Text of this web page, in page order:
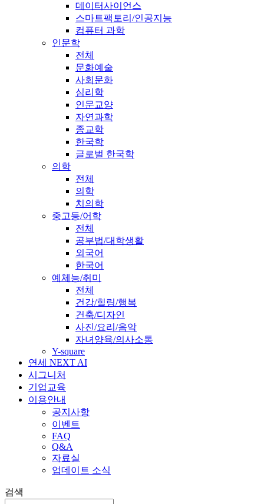
데이터사이언스
스마트팩토리/인공지능
컴퓨터 과학
인문학
전체
문화예술
사회문화
심리학
인문교양
자연과학
종교학
한국학
글로벌 한국학
의학
전체
의학
치의학
중고등/어학
전체
공부법/대학생활
외국어
한국어
예체능/취미
전체
건강/힐링/행복
건축/디자인
사진/요리/음악
자녀양육/의사소통
Y-square
연세 NEXT AI
시그니처
기업교육
이용안내
공지사항
이벤트
FAQ
Q&A
자료실
업데이트 소식
검색